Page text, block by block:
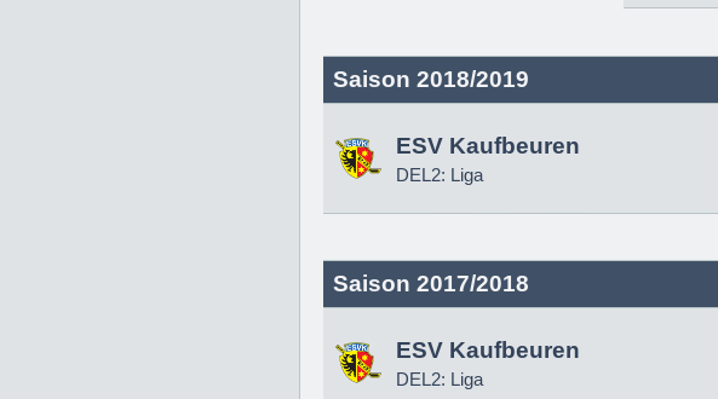
Saison 2018/2019
ESV Kaufbeuren
DEL2: Liga
Saison 2017/2018
ESV Kaufbeuren
DEL2: Liga